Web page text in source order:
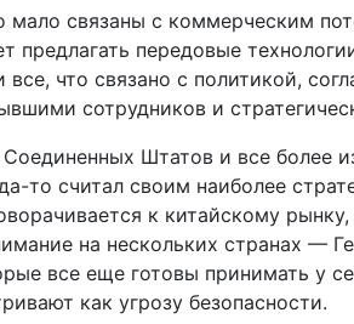
мало связаны с коммерческим
предлагать передовые
что связано с политикой,
сотрудников и
Штатов и все более
то считал своим наиболее
к китайскому
на нескольких странах —
все еще готовы принимать у
как угрозу безопасности.